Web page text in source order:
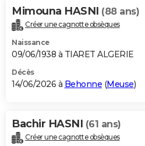
Carte de Noël
Carte Bonne année
Carte Saint-Valentin
Carte Pâques
Carte d'anniversaire
DICTIONNAIRE
Dictionnaire
Biographies
Citations
Expressions
Proverbes
PROGRAMME TV
S'inscrire
Se connecter
Lycées
Collèges
Primaires
Universités
Entreprises
Service militaire
Avis de recherche
AVIS DE DÉCÈS
Bricolage
Lifestyle
Culture
Sport
Auto
Television
Voyage
Cinema
Mimouna HASNI (88 ans)
Créer une cagnotte obsèques
Naissance
09/06/1938 à TIARET ALGERIE
Décès
14/06/2026 à Behonne (Meuse)
Bachir HASNI (61 ans)
Créer une cagnotte obsèques